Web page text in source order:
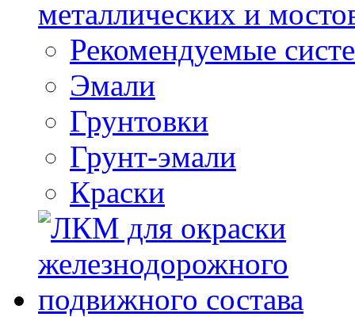
металлических и
Рекомендуемые
Эмали
Грунтовки
Грунт-эмали
Краски